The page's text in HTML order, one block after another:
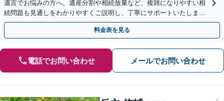
遺言でお悩みの方へ。遺産分割や相続放棄など、複雑になりやすい相
続問題も見通しをわかりやすくご説明し、丁寧にサポートいたしま
す。
料金表を見る
電話でお問い合わせ メールでお問い合わせ